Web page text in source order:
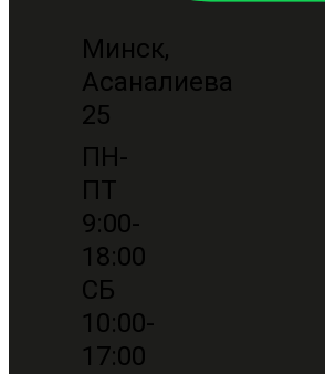
Минск,
Асаналиева
25
ПН-
ПТ
9:00-
18:00
СБ
10:00-
17:00